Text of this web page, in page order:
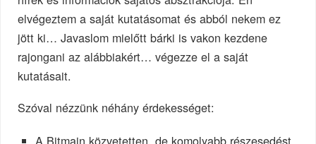
elvégeztem a saját kutatásomat és abból nekem ez
jött ki… Javaslom mielőtt bárki is vakon kezdene
rajongani az alábbiakért… végezze el a saját
kutatásait.
Szóval nézzünk néhány érdekességet:
A Bitmain közvetetten, de komolyabb részesedést